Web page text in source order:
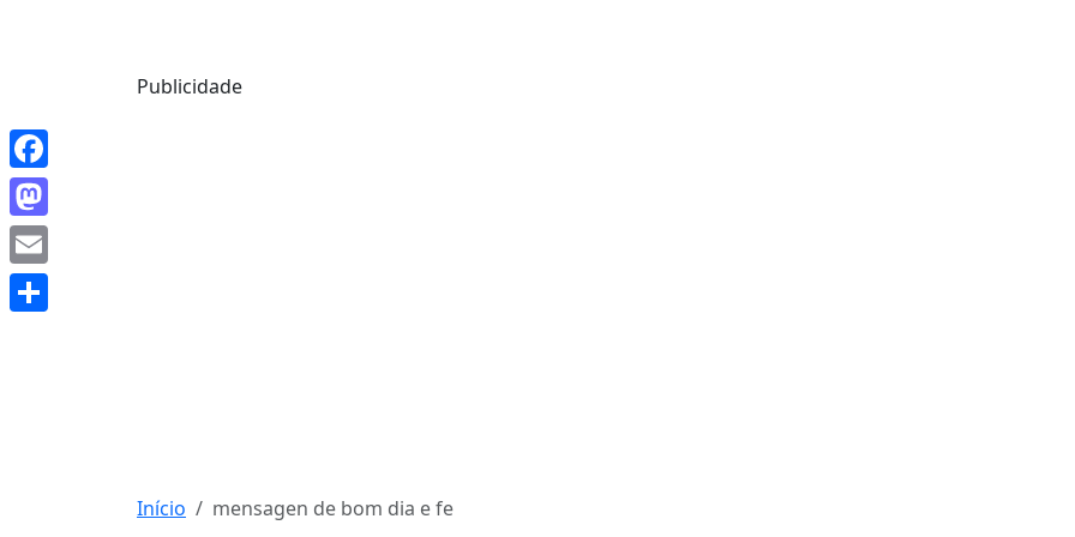
Publicidade
Início mensagen de bom dia e fe
Facebook
Mastodon
Email